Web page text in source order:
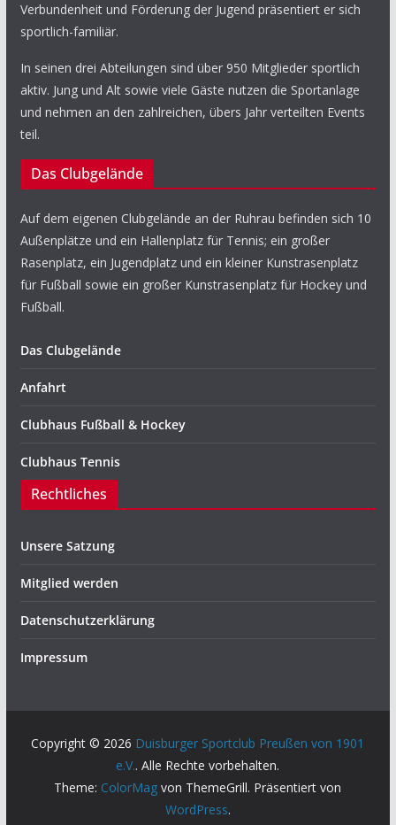
Verbundenheit und Förderung der Jugend präsentiert er sich
sportlich-familiär.
In seinen drei Abteilungen sind über 950 Mitglieder sportlich
aktiv. Jung und Alt sowie viele Gäste nutzen die Sportanlage
und nehmen an den zahlreichen, übers Jahr verteilten Events
teil.
Das Clubgelände
Auf dem eigenen Clubgelände an der Ruhrau befinden sich 10
Außenplätze und ein Hallenplatz für Tennis; ein großer
Rasenplatz, ein Jugendplatz und ein kleiner Kunstrasenplatz
für Fußball sowie ein großer Kunstrasenplatz für Hockey und
Fußball.
Das Clubgelände
Anfahrt
Clubhaus Fußball & Hockey
Clubhaus Tennis
Rechtliches
Unsere Satzung
Mitglied werden
Datenschutzerklärung
Impressum
Copyright © 2026 Duisburger Sportclub Preußen von 1901
e.V.. Alle Rechte vorbehalten.
Theme: ColorMag von ThemeGrill. Präsentiert von
WordPress.